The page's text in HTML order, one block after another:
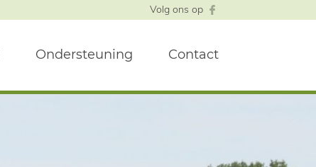
Volg ons op
Ondersteuning Contact